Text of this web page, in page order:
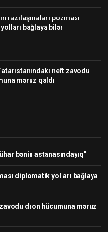
razılaşmaları pozması
bağlaya bilər
neft zavodu
məruz qaldı
astanasındayıq”
diplomatik yolları bağlaya
zavodu dron hücumuna məruz